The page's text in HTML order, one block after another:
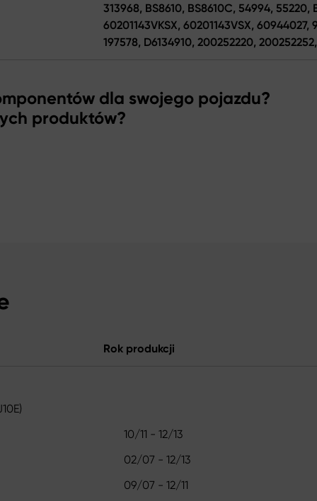
313968, BS8610, BS8610C, 54994, 55220,
60201143VKSX, 60201143VSX,
197578, D6134910, 200252220,
dla swojego pojazdu?
produktów?
Rok produkcji
10/11 - 12/13
02/07 - 12/13
09/07 - 12/11